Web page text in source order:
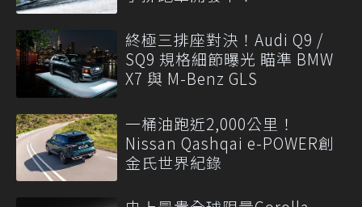
終極三排座對決！Audi Q9 /
SQ9 規格細節曝光 瞄準 BMW
X7 與 M-Benz GLS
一桶油跑近2,000公里！
Nissan Qashqai e-POWER創
金氏世界紀錄